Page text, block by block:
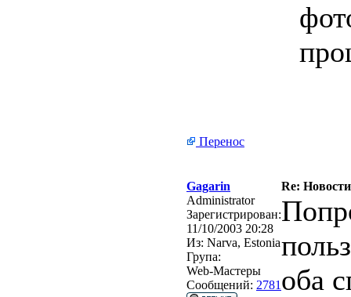
Перенос
Gagarin
Re:
Administrator
Зарегистрирован:
11/10/2003 20:28
Из: Narva, Estonia
Група:
Web-Мастеры
Сообщений: 2781 оба